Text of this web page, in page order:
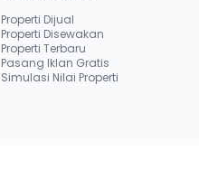
Properti Dijual
Properti Disewakan
Properti Terbaru
Pasang Iklan Gratis
Simulasi Nilai Properti